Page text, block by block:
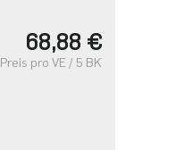
68,88 €
Preis pro VE / 5 BK